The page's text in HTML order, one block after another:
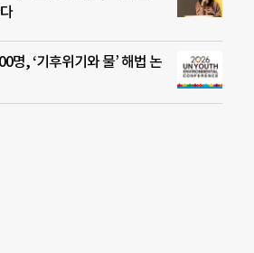
명, ‘기후위기와 물’ 해법 논